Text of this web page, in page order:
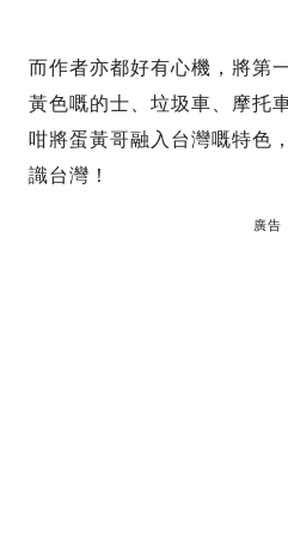
而作者亦都好有心機，將第
黃色嘅的士、垃圾車、摩托
咁將蛋黃哥融入台灣嘅特色
識台灣！
廣告